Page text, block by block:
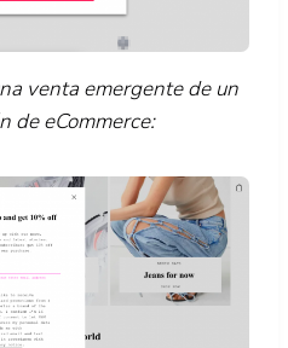
venta emergente de un
de eCommerce: